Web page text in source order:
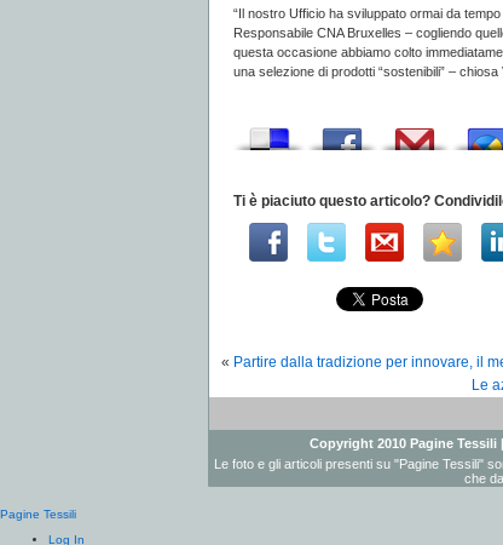
“Il nostro Ufficio ha sviluppato ormai da
Responsabile CNA Bruxelles – cogliendo
questa occasione abbiamo colto
una selezione di prodotti “sostenibili” – chiosa
Ti è piaciuto questo articolo?
« Partire dalla tradizione per innovare, il
Le
Copyright 2010 Pagine
Le foto e gli articoli presenti su "Pagine Tessili"
che
Pagine Tessili
Log In